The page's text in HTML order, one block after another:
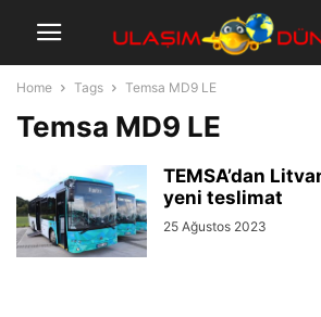
Home Tags Temsa MD9 LE
Temsa MD9 LE
TEMSA’dan
yeni teslimat
25 Ağustos 2023